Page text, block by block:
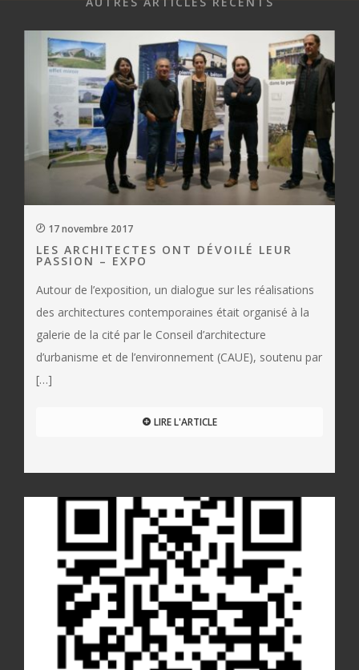
17 novembre 2017
LES ARCHITECTES ONT DÉVOILÉ LEUR
PASSION – EXPO
Autour de l’exposition, un dialogue sur les réalisations
des architectures contemporaines était organisé à la
galerie de la cité par le Conseil d’architecture
d’urbanisme et de l’environnement (CAUE), soutenu par
[…]
LIRE L'ARTICLE